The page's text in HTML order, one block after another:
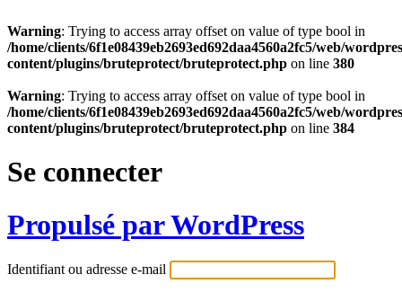
Warning: Trying to access array offset on value of type bool in
/home/clients/6f1e08439eb2693ed692daa4560a2fc5/web/
content/plugins/bruteprotect/bruteprotect.php on line 380
Warning: Trying to access array offset on value of type bool in
/home/clients/6f1e08439eb2693ed692daa4560a2fc5/web/
content/plugins/bruteprotect/bruteprotect.php on line 384
Se connecter
Propulsé par WordPress
Identifiant ou adresse e-mail